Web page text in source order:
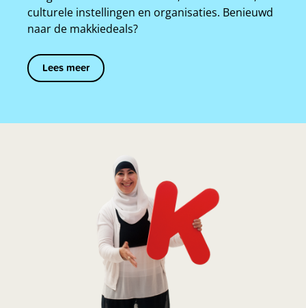
culturele instellingen en organisaties. Benieuwd
naar de makkiedeals?
Lees meer